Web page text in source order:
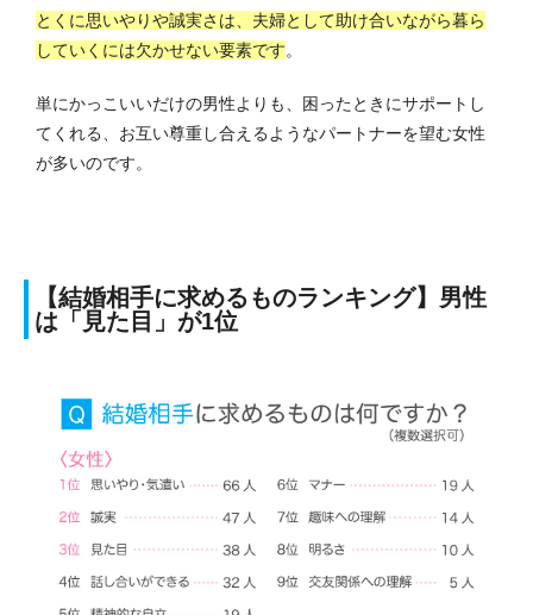
とくに思いやりや誠実さは、夫婦として助け合いながら暮ら
していくには欠かせない要素です。
単にかっこいいだけの男性よりも、困ったときにサポートし
てくれる、お互い尊重し合えるようなパートナーを望む女性
が多いのです。
【結婚相手に求めるものランキング】男性
は「見た目」が1位